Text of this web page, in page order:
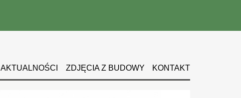
AKTUALNOŚCI ZDJĘCIA Z BUDOWY KONTAKT